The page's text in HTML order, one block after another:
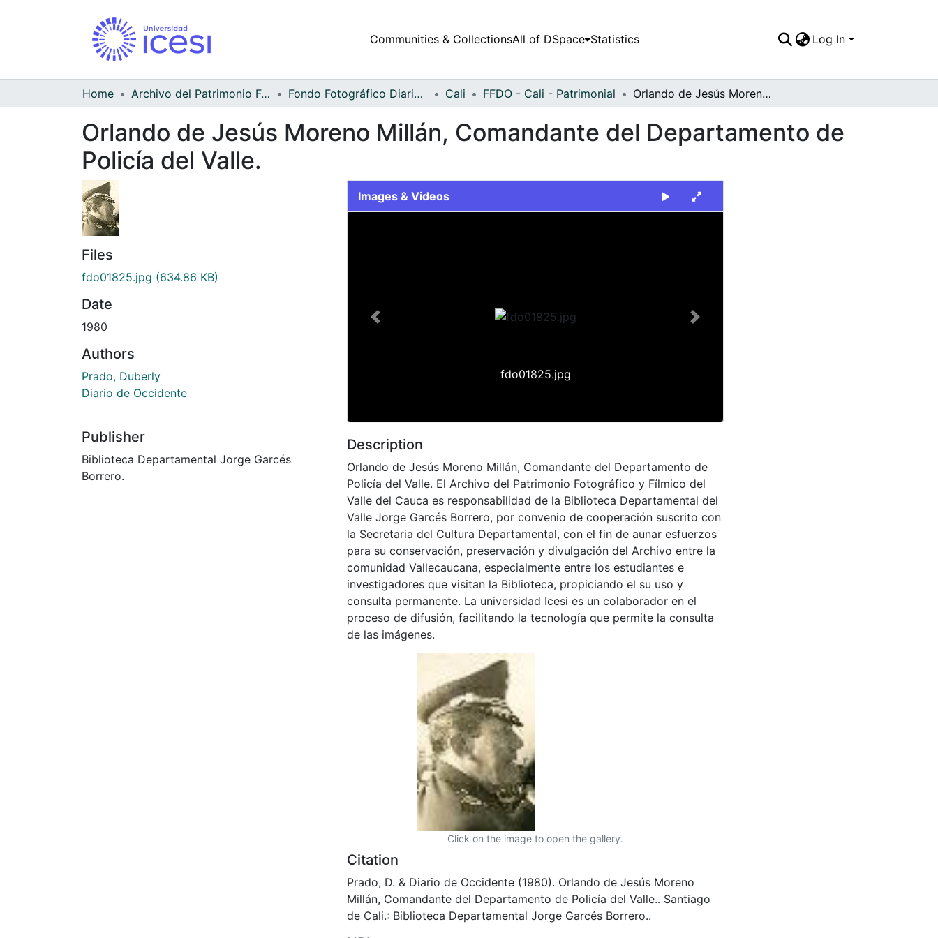
Communities & CollectionsAll of DSpace Statistics Log In
Home Archivo del Patrimonio Fotográfico y Fílmico del Valle del Cauca Fondo Fotográfico Diario Occidente Cali FFDO - Cali - Patrimonial Orlando de Jesús Moreno Millán, Comandante del Departamento de Policía del Valle.
Orlando de Jesús Moreno Millán, Comandante del Departamento de
Policía del Valle.
Files
fdo01825.jpg (634.86 KB)
Date
1980
Authors
Prado, Duberly
Diario de Occidente
Publisher
Biblioteca Departamental Jorge Garcés
Borrero.
Images & Videos
fdo01825.jpg
Previous Next
Description
Orlando de Jesús Moreno Millán, Comandante del Departamento de
Policía del Valle. El Archivo del Patrimonio Fotográfico y Fílmico del
Valle del Cauca es responsabilidad de la Biblioteca Departamental del
Valle Jorge Garcés Borrero, por convenio de cooperación suscrito con
la Secretaria del Cultura Departamental, con el fin de aunar esfuerzos
para su conservación, preservación y divulgación del Archivo entre la
comunidad Vallecaucana, especialmente entre los estudiantes e
investigadores que visitan la Biblioteca, propiciando el su uso y
consulta permanente. La universidad Icesi es un colaborador en el
proceso de difusión, facilitando la tecnología que permite la consulta
de las imágenes.
Click on the image to open the gallery.
Citation
Prado, D. & Diario de Occidente (1980). Orlando de Jesús Moreno
Millán, Comandante del Departamento de Policía del Valle.. Santiago
de Cali.: Biblioteca Departamental Jorge Garcés Borrero..